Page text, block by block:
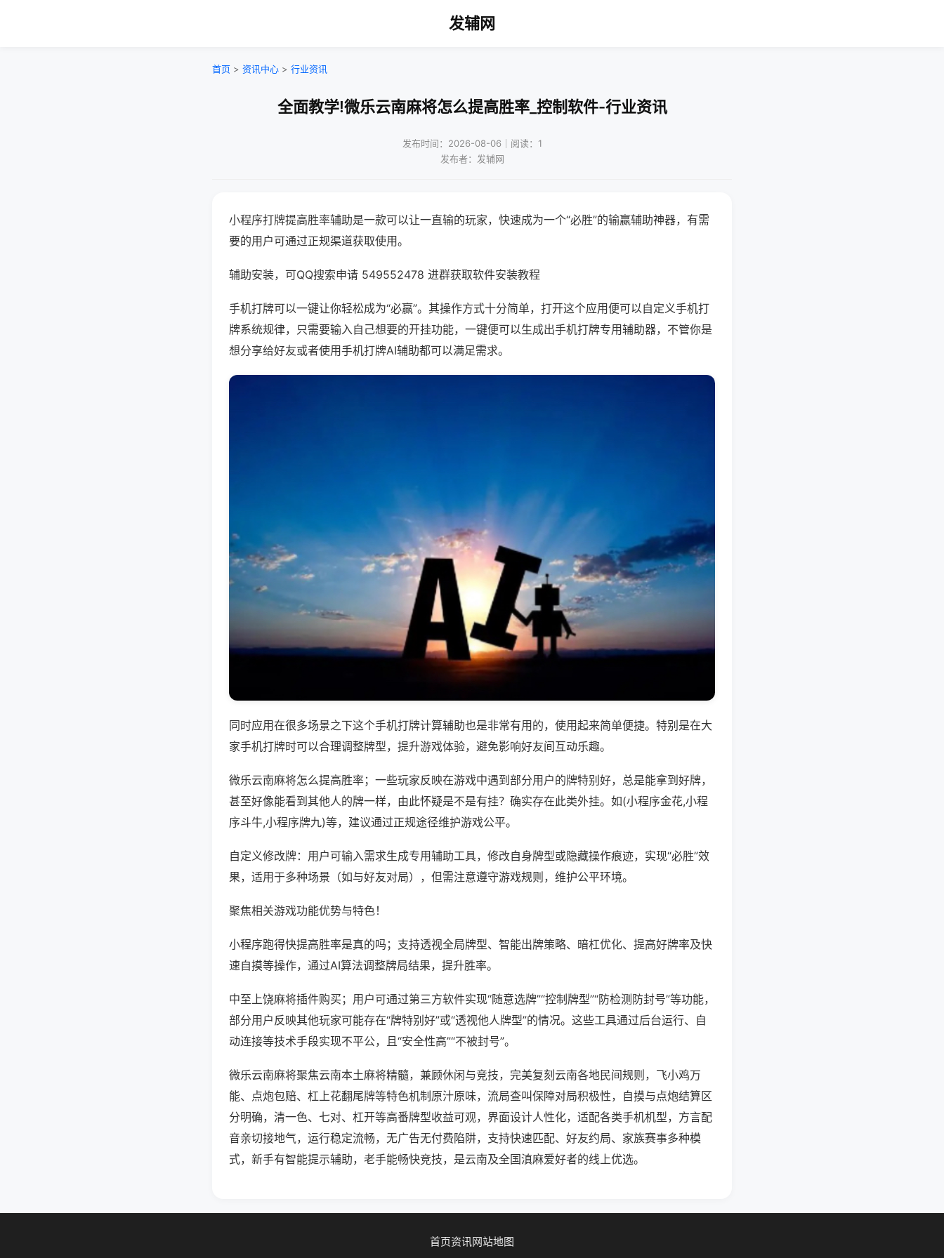
发辅网
首页 > 资讯中心 > 行业资讯
全面教学!微乐云南麻将怎么提高胜率_控制软件-行业资讯
发布时间：2026-08-06｜阅读：1
发布者：发辅网
小程序打牌提高胜率辅助是一款可以让一直输的玩家，快速成为一个“必胜”的输赢辅助神器，有需
要的用户可通过正规渠道获取使用。
辅助安装，可QQ搜索申请 549552478 进群获取软件安装教程
手机打牌可以一键让你轻松成为“必赢”。其操作方式十分简单，打开这个应用便可以自定义手机打
牌系统规律，只需要输入自己想要的开挂功能，一键便可以生成出手机打牌专用辅助器，不管你是
想分享给好友或者使用手机打牌AI辅助都可以满足需求。
同时应用在很多场景之下这个手机打牌计算辅助也是非常有用的，使用起来简单便捷。特别是在大
家手机打牌时可以合理调整牌型，提升游戏体验，避免影响好友间互动乐趣。
微乐云南麻将怎么提高胜率；一些玩家反映在游戏中遇到部分用户的牌特别好，总是能拿到好牌，
甚至好像能看到其他人的牌一样，由此怀疑是不是有挂？确实存在此类外挂。如(小程序金花,小程
序斗牛,小程序牌九)等，建议通过正规途径维护游戏公平。
自定义修改牌：用户可输入需求生成专用辅助工具，修改自身牌型或隐藏操作痕迹，实现“必胜”效
果，适用于多种场景（如与好友对局），但需注意遵守游戏规则，维护公平环境。
聚焦相关游戏功能优势与特色！
小程序跑得快提高胜率是真的吗；支持透视全局牌型、智能出牌策略、暗杠优化、提高好牌率及快
速自摸等操作，通过AI算法调整牌局结果，提升胜率。
中至上饶麻将插件购买；用户可通过第三方软件实现“随意选牌”“控制牌型”“防检测防封号”等功能，
部分用户反映其他玩家可能存在“牌特别好”或“透视他人牌型”的情况。这些工具通过后台运行、自
动连接等技术手段实现不平公，且“安全性高”“不被封号”。
微乐云南麻将聚焦云南本土麻将精髓，兼顾休闲与竞技，完美复刻云南各地民间规则，飞小鸡万
能、点炮包赔、杠上花翻尾牌等特色机制原汁原味，流局查叫保障对局积极性，自摸与点炮结算区
分明确，清一色、七对、杠开等高番牌型收益可观，界面设计人性化，适配各类手机机型，方言配
音亲切接地气，运行稳定流畅，无广告无付费陷阱，支持快速匹配、好友约局、家族赛事多种模
式，新手有智能提示辅助，老手能畅快竞技，是云南及全国滇麻爱好者的线上优选。
首页资讯网站地图